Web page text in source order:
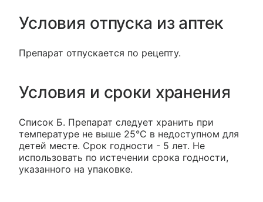
Условия отпуска из аптек
Препарат отпускается по рецепту.
Условия и сроки хранения
Список Б. Препарат следует хранить при
температуре не выше 25°С в недоступном для
детей месте. Срок годности - 5 лет. Не
использовать по истечении срока годности,
указанного на упаковке.